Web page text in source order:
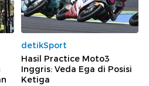
detikSport
Hasil Practice Moto3
Inggris: Veda Ega di Posisi
Ketiga